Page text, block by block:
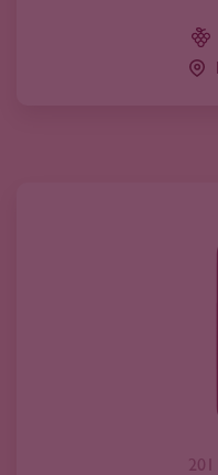
2011